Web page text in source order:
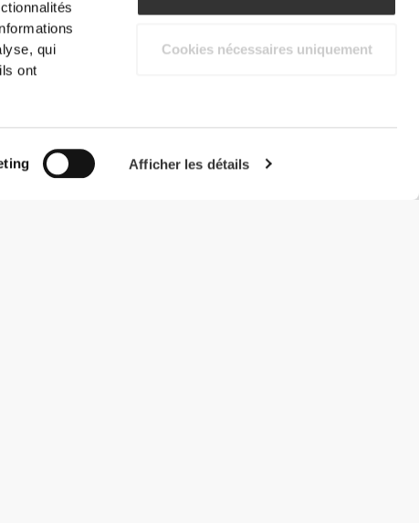
qui
ont
Afficher les détails
Cookies nécessaires uniquement